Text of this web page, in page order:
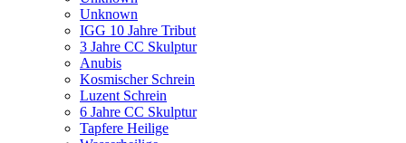
Unknown
IGG 10 Jahre Tribut
3 Jahre CC Skulptur
Anubis
Kosmischer Schrein
Luzent Schrein
6 Jahre CC Skulptur
Tapfere Heilige